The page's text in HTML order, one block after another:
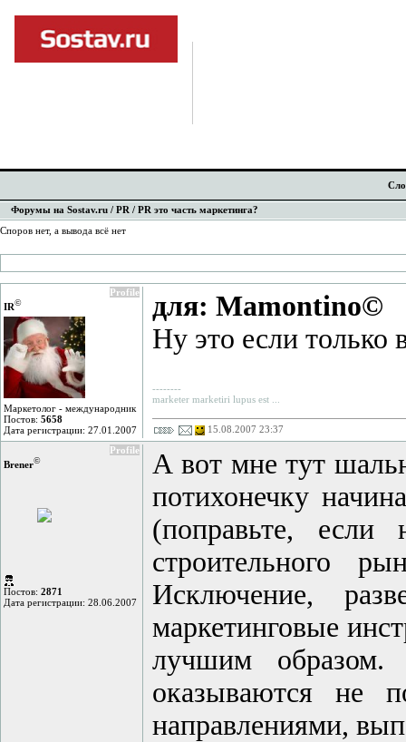
Форумы на Sostav.ru / PR / PR это часть маркетинга?
Споров нет, а вывода всё нет
Profile
IR©
Маркетолог - международник
Постов: 5658
Дата регистрации: 27.01.2007
для: Mamontino©
Ну это если только
--------
marketer marketiri lupus est ...
15.08.2007 23:37
Profile
Brener©
Постов: 2871
Дата регистрации: 28.06.2007
А вот мне тут
потихонечку
(поправьте,
строительного
Исключение,
маркетинговые
лучшим
оказываются не
направлениями,